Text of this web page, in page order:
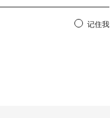
记住我